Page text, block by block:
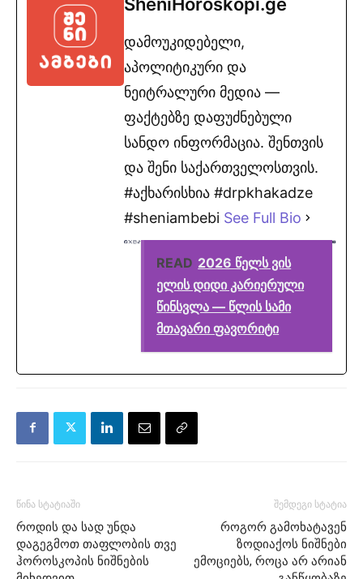
დამოუკიდებელი,
აპოლიტიკური და
ნეიტრალური მედია —
ფაქტებზე დაფუძნებული
სანდო ინფორმაცია. შენთვის
და შენი საქართველოსთვის.
#აქხარისხია #drpkhakadze
#sheniambebi See Full Bio
READ 2026 წელს ვის
ელის დიდი კარიერული
წინსვლა — წლის სამი
მთავარი ფავორიტი
წინა სტატიაში
როდის და სად უნდა
დაგეგმოთ თაფლობის თვე
ჰოროსკოპის ნიშნების
შემდეგი სტატია
როგორ გამოხატავენ
ზოდიაქოს ნიშნები
ემოციებს, როცა არ არიან